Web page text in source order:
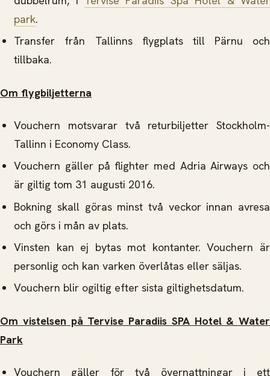
park.
Transfer från Tallinns flygplats till Pärnu och
tillbaka.
Om flygbiljetterna
Vouchern motsvarar två returbiljetter Stockholm-
Tallinn i Economy Class.
Vouchern gäller på flighter med Adria Airways och
är giltig tom 31 augusti 2016.
Bokning skall göras minst två veckor innan avresa
och görs i mån av plats.
Vinsten kan ej bytas mot kontanter. Vouchern är
personlig och kan varken överlåtas eller säljas.
Vouchern blir ogiltig efter sista giltighetsdatum.
Om vistelsen på Tervise Paradiis SPA Hotel & Water
Park
Vouchern gäller för två övernattningar i ett